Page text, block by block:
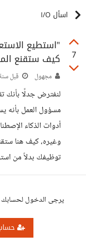
اسأل I/O
7
كيف ستقنع
مجهول قبل
لنفترض جدلًا بأنك
مسؤول العمل بأنه
أدوات الذكاء
وغيره، كيف هنا
توظيفك بدلاً من
يرجى الدخول